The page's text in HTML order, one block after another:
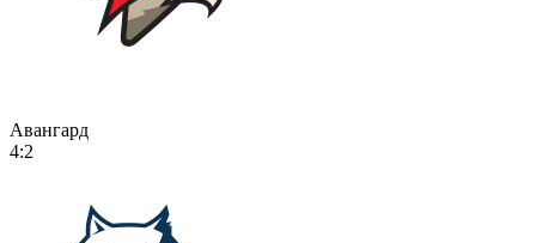
Авангард
4:2